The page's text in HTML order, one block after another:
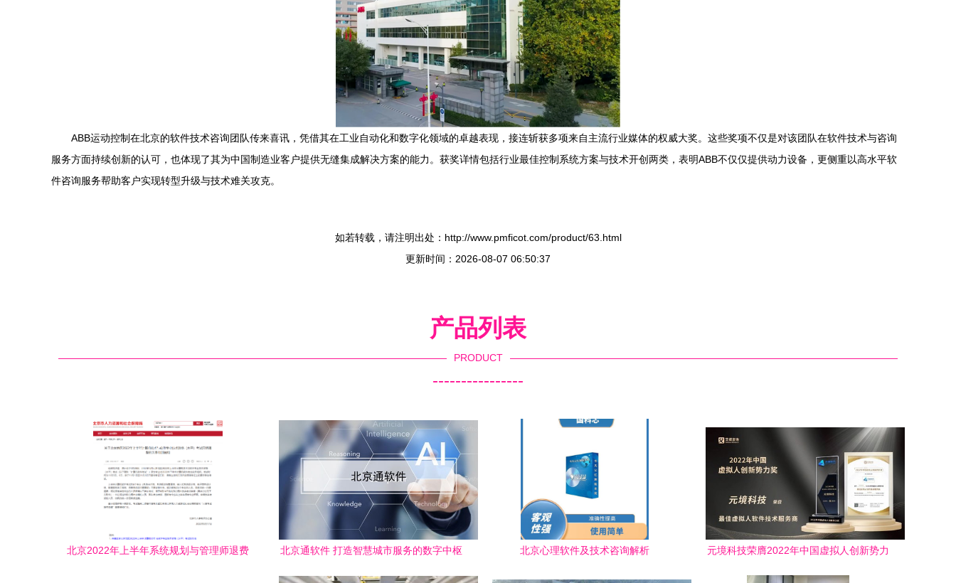
ABB运动控制在北京的软件技术咨询团队传来喜讯，凭借其在工业自动化和数字化领域的卓越表现，接连斩获多项来自主流行业媒体的权威大奖。这些奖项不仅是对该团队在软件技术与咨询
服务方面持续创新的认可，也体现了其为中国制造业客户提供无缝集成解决方案的能力。获奖详情包括行业最佳控制系统方案与技术开创两类，表明ABB不仅仅提供动力设备，更侧重以高水平软
件咨询服务帮助客户实现转型升级与技术难关攻克。
如若转载，请注明出处：http://www.pmficot.com/product/63.html
更新时间：2026-08-07 06:50:37
产品列表
PRODUCT
----------------
北京2022年上半年系统规划与管理师退费
北京通软件 打造智慧城市服务的数字中枢 北京心理软件及技术咨询解析
元境科技荣膺2022年中国虚拟人创新势力